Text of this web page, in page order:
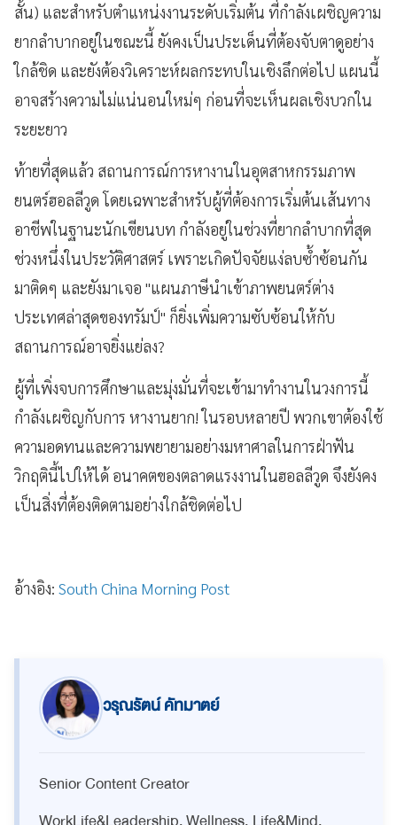
สั้น) และสำหรับตำแหน่งงานระดับเริ่มต้น ที่กำลังเผชิญความ
ยากลำบากอยู่ในขณะนี้ ยังคงเป็นประเด็นที่ต้องจับตาดูอย่าง
ใกล้ชิด และยังต้องวิเคราะห์ผลกระทบในเชิงลึกต่อไป แผนนี้
อาจสร้างความไม่แน่นอนใหม่ๆ ก่อนที่จะเห็นผลเชิงบวกใน
ระยะยาว
ท้ายที่สุดแล้ว สถานการณ์การหางานในอุตสาหกรรมภาพ
ยนตร์ฮอลลีวูด โดยเฉพาะสำหรับผู้ที่ต้องการเริ่มต้นเส้นทาง
อาชีพในฐานะนักเขียนบท กำลังอยู่ในช่วงที่ยากลำบากที่สุด
ช่วงหนึ่งในประวัติศาสตร์ เพราะเกิดปัจจัยแง่ลบซ้ำซ้อนกัน
มาติดๆ และยังมาเจอ "แผนภาษีนำเข้าภาพยนตร์ต่าง
ประเทศล่าสุดของทรัมป์" ก็ยิ่งเพิ่มความซับซ้อนให้กับ
สถานการณ์อาจยิ่งแย่ลง?
ผู้ที่เพิ่งจบการศึกษาและมุ่งมั่นที่จะเข้ามาทำงานในวงการนี้
กำลังเผชิญกับการ หางานยาก! ในรอบหลายปี พวกเขาต้องใช้
ความอดทนและความพยายามอย่างมหาศาลในการฝ่าฟัน
วิกฤตินี้ไปให้ได้ อนาคตของตลาดแรงงานในฮอลลีวูด จึงยังคง
เป็นสิ่งที่ต้องติดตามอย่างใกล้ชิดต่อไป
อ้างอิง: South China Morning Post
วรุณรัตน์ คัทมาตย์
Senior Content Creator